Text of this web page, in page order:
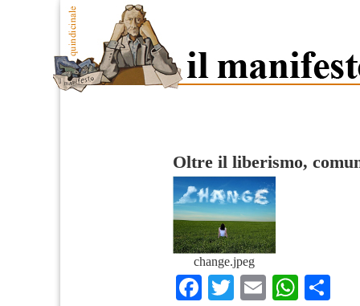
Oltre il liberismo,
change.jpeg
Facebook
TwitterEmail